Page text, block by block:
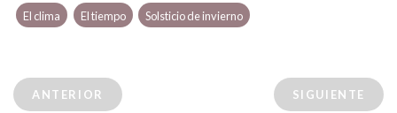
El clima El tiempo Solsticio de invierno
ANTERIOR SIGUIENTE